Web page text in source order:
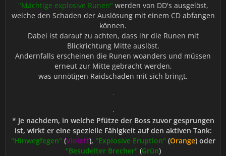
"Mächtige explosive Runen" werden von DD's ausgelöst,
welche den Schaden der Auslösung mit einem CD abfangen
können.
Dabei ist darauf zu achten, dass ihr die Runen mit
Blickrichtung Mitte auslöst.
Andernfalls erscheinen die Runen woanders und müssen
erneut zur Mitte gebracht werden,
was unnötigen Raidschaden mit sich bringt.
* Je nachdem, in welche Pfütze der Boss zuvor gesprungen
ist, wirkt er eine spezielle Fähigkeit auf den aktiven Tank:
"Hinwegfegen" (Violett), "Explosive Eruption" (Orange) oder
"Besudelter Brecher" (Grün)